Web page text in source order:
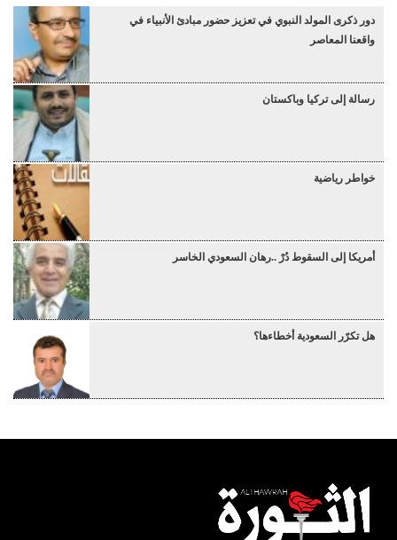
دور ذكرى المولد النبوي في تعزيز حضور مبادئ الأنبياء في
واقعنا المعاصر
رسالة إلى تركيا وباكستان
خواطر رياضية
أمريكا إلى السقوط دُرْ ..رهان السعودي الخاسر
هل تكرّر السعودية أخطاءها؟